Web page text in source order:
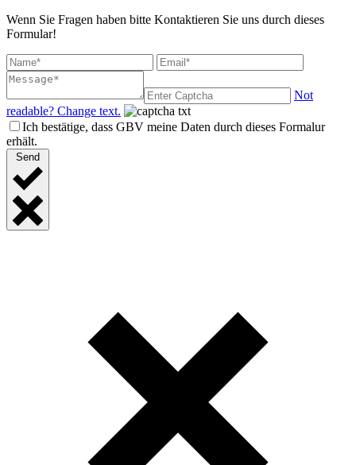
Wenn Sie Fragen haben bitte Kontaktieren Sie uns durch dieses
Formular!
Not
readable? Change text.
Ich bestätige, dass GBV meine Daten durch dieses Formalur
erhält.
Send